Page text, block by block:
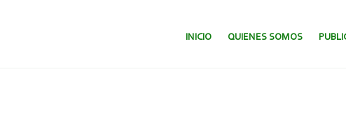
SALTAR AL CONTENIDO.
INICIO QUIENES SOMOS